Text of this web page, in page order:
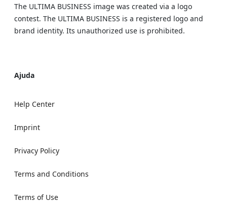
The ULTIMA BUSINESS image was created via a logo
contest. The ULTIMA BUSINESS is a registered logo and
brand identity. Its unauthorized use is prohibited.
Ajuda
Help Center
Imprint
Privacy Policy
Terms and Conditions
Terms of Use